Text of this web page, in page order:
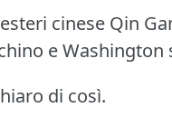
cinese Qin
e
di così.